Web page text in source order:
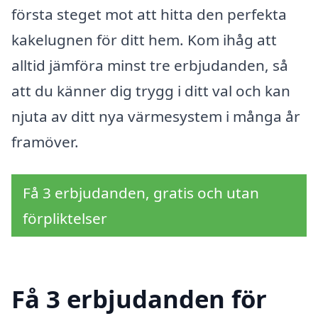
första steget mot att hitta den perfekta
kakelugnen för ditt hem. Kom ihåg att
alltid jämföra minst tre erbjudanden, så
att du känner dig trygg i ditt val och kan
njuta av ditt nya värmesystem i många år
framöver.
Få 3 erbjudanden, gratis och utan
förpliktelser
Få 3 erbjudanden för